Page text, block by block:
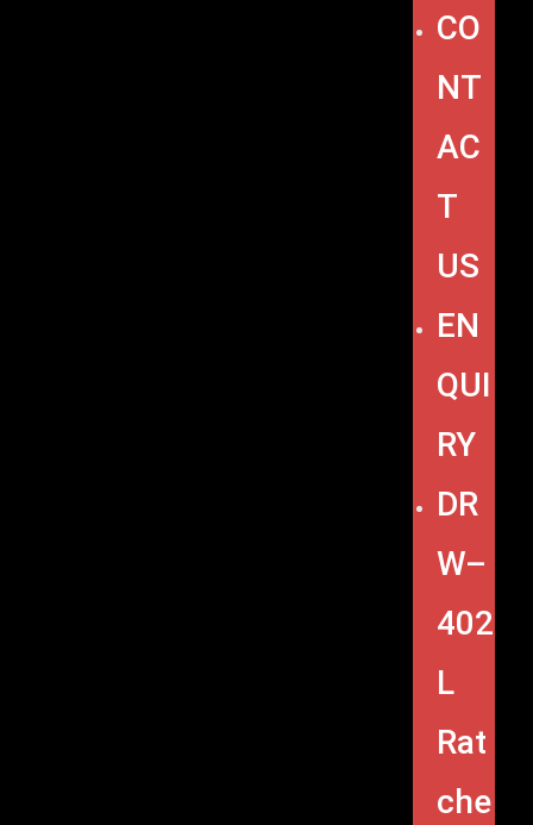
CO
NT
AC
T
US
EN
QUI
RY
DR
W–
402
L
Rat
che